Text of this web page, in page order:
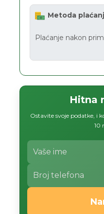
Metoda
Plaćanje nakon
Hitna
Ostavite svoje podatke, i
10